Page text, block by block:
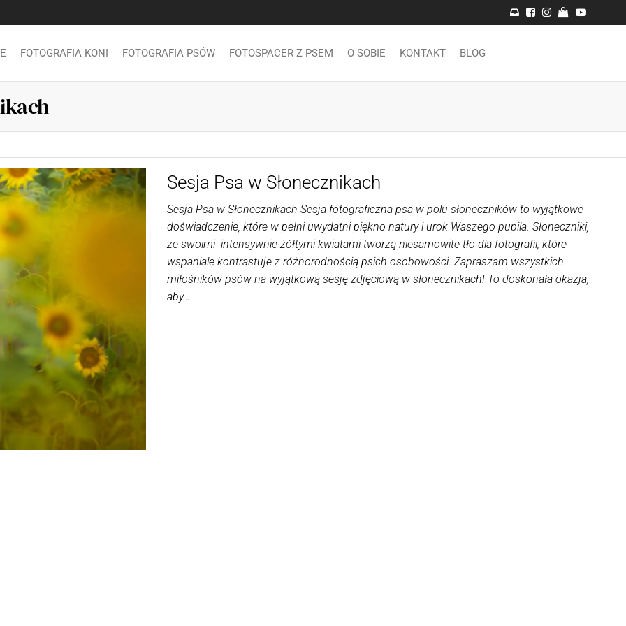
FOTOGRAFIA KONI FOTOGRAFIA PSÓW FOTOSPACER Z PSEM O SOBIE KONTAKT BLOG
Sesja Psa w Słonecznikach
Sesja Psa w Słonecznikach Sesja fotograficzna psa w polu słoneczników to wyjątkowe
doświadczenie, które w pełni uwydatni piękno natury i urok Waszego pupila. Słoneczniki,
ze swoimi intensywnie żółtymi kwiatami tworzą niesamowite tło dla fotografii, które
wspaniale kontrastuje z różnorodnością psich osobowości. Zapraszam wszystkich
miłośników psów na wyjątkową sesję zdjęciową w słonecznikach! To doskonała okazja,
aby…